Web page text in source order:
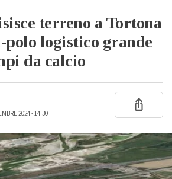
terreno a Tortona
polo logistico grande
da calcio
2024 - 14:30